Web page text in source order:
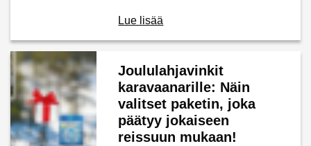
Lue lisää
Joululahjavinkit
karavaanarille: Näin
valitset paketin, joka
päätyy jokaiseen
reissuun mukaan!